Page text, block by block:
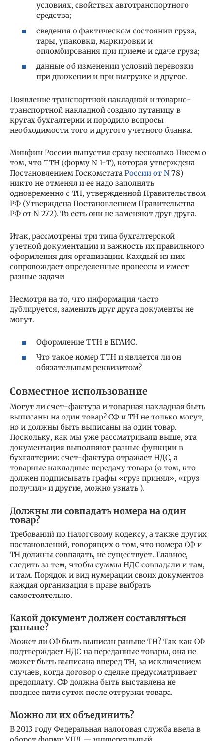
условиях, свойствах автотранспортного
средства;
сведения о фактическом состоянии груза,
тары, упаковки, маркировки и
опломбирования при приеме и сдаче груза;
данные об изменении условий перевозки
при движении и при выгрузке и другое.
Появление транспортной накладной и товарно-
транспортной накладной создало путаницу в
кругах бухгалтерии и породило вопросы
необходимости того и другого учетного бланка.
Минфин России выпустил сразу несколько Писем о
том, что ТТН (форму N 1-Т), которая утверждена
Постановлением Госкомстата России от N 78)
никто не отменял и ее надо заполнять
одновременно с ТН, утвержденной Правительством
РФ (Утверждена Постановлением Правительства
РФ от N 272). То есть они не заменяют друг друга.
Итак, рассмотрены три типа бухгалтерской
учетной документации и важность их правильного
оформления для организации. Каждый из них
сопровождает определенные процессы и имеет
разные задачи
Несмотря на то, что информация часто
дублируется, заменить друг друга документы не
могут.
Оформление ТТН в ЕГАИС.
Что такое номер ТТН и является ли он
обязательным реквизитом?
Совместное использование
Могут ли счет-фактура и товарная накладная быть
выписаны на один товар? СФ и ТН не только могут,
но и должны быть выписаны на один товар.
Поскольку, как мы уже рассматривали выше, эта
документация выполняют разные функции в
бухгалтерии: счет-фактура отражает НДС, а
товарные накладные передачу товара (о том, кто
должен подписывать графы «груз принял», «груз
получил» и другие, можно узнать ).
Должны ли совпадать номера на один
товар?
Требований по Налоговому кодексу, а также других
постановлений, говорящих о том, что номера СФ и
ТН должны совпадать, не существует. Главное,
следить за тем, чтобы суммы НДС совпадали и там,
и там. Порядок и вид нумерации своих документов
каждая организация в праве выбрать
самостоятельно.
Какой документ должен составляться
раньше?
Может ли СФ быть выписан раньше ТН? Так как СФ
подтверждает НДС на переданные товары, она не
может быть выписана вперед ТН, за исключением
случаев, когда договор о сделке предусматривает
предоплату. СФ должна быть выставлена не
позднее пяти суток после отгрузки товара.
Можно ли их объединить?
В 2013 году Федеральная налоговая служба ввела в